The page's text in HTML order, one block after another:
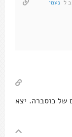
ל נעמי
של כוסברה. יצא